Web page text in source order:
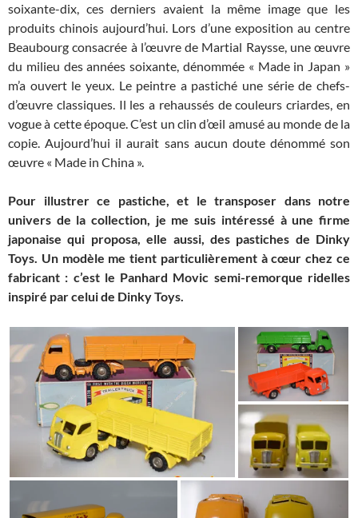
soixante-dix, ces derniers avaient la même image que les
produits chinois aujourd’hui. Lors d’une exposition au centre
Beaubourg consacrée à l’œuvre de Martial Raysse, une œuvre
du milieu des années soixante, dénommée « Made in Japan »
m’a ouvert le yeux. Le peintre a pastiché une série de chefs-
d’œuvre classiques. Il les a rehaussés de couleurs criardes, en
vogue à cette époque. C’est un clin d’œil amusé au monde de la
copie. Aujourd’hui il aurait sans aucun doute dénommé son
œuvre « Made in China ».
Pour illustrer ce pastiche, et le transposer dans notre
univers de la collection, je me suis intéressé à une firme
japonaise qui proposa, elle aussi, des pastiches de Dinky
Toys. Un modèle me tient particulièrement à cœur chez ce
fabricant : c’est le Panhard Movic semi-remorque ridelles
inspiré par celui de Dinky Toys.